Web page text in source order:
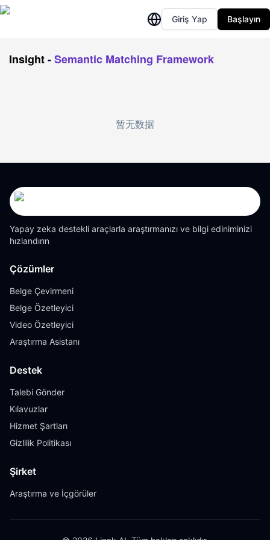
Giriş Yap Başlayın
Insight-Semantic Matching Framework
暂无数据
Yapay zeka destekli araçlarla araştırmanızı ve bilgi ediniminizi
hızlandırın
Çözümler
Belge Çevirmeni
Belge Özetleyici
Video Özetleyici
Araştırma Asistanı
Destek
Talebi Gönder
Kılavuzlar
Hizmet Şartları
Gizlilik Politikası
Şirket
Araştırma ve İçgörüler